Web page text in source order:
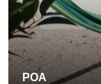
POA